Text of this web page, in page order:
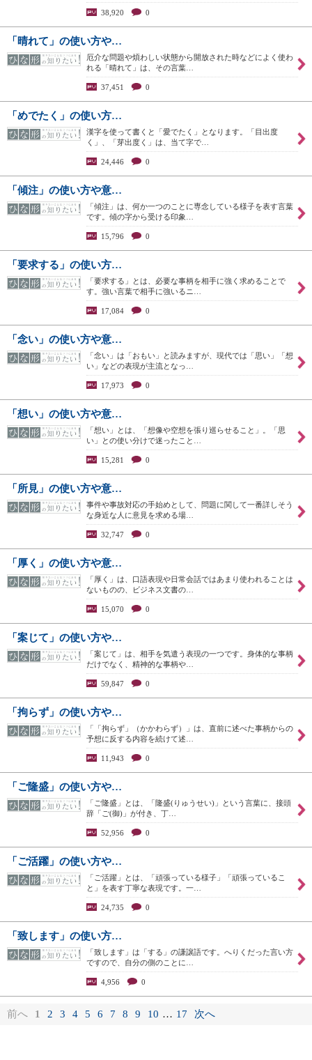
38,920 0
「晴れて」の使い方や…
厄介な問題や煩わしい状態から開放された時などによく使わ
れる「晴れて」は、その言葉…
37,451 0
「めでたく」の使い方…
漢字を使って書くと「愛でたく」となります。「目出度
く」、「芽出度く」は、当て字で…
24,446 0
「傾注」の使い方や意…
「傾注」は、何か一つのことに専念している様子を表す言葉
です。傾の字から受ける印象…
15,796 0
「要求する」の使い方…
「要求する」とは、必要な事柄を相手に強く求めることで
す。強い言葉で相手に強いるニ…
17,084 0
「念い」の使い方や意…
「念い」は「おもい」と読みますが、現代では「思い」「想
い」などの表現が主流となっ…
17,973 0
「想い」の使い方や意…
「想い」とは、「想像や空想を張り巡らせること」。「思
い」との使い分けで迷ったこと…
15,281 0
「所見」の使い方や意…
事件や事故対応の手始めとして、問題に関して一番詳しそう
な身近な人に意見を求める場…
32,747 0
「厚く」の使い方や意…
「厚く」は、口語表現や日常会話ではあまり使われることは
ないものの、ビジネス文書の…
15,070 0
「案じて」の使い方や…
「案じて」は、相手を気遣う表現の一つです。身体的な事柄
だけでなく、精神的な事柄や…
59,847 0
「拘らず」の使い方や…
「「拘らず」（かかわらず）」は、直前に述べた事柄からの
予想に反する内容を続けて述…
11,943 0
「ご隆盛」の使い方や…
「ご隆盛」とは、「隆盛(りゅうせい)」という言葉に、接頭
辞「ご(御)」が付き、丁…
52,956 0
「ご活躍」の使い方や…
「ご活躍」とは、「頑張っている様子」「頑張っているこ
と」を表す丁寧な表現です。一…
24,735 0
「致します」の使い方…
「致します」は「する」の謙譲語です。へりくだった言い方
ですので、自分の側のことに…
4,956 0
前へ 1 2 3 4 5 6 7 8 9 10 … 17 次へ